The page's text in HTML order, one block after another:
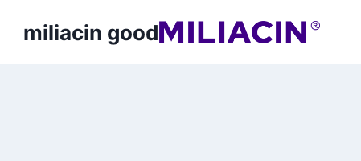
miliacin good